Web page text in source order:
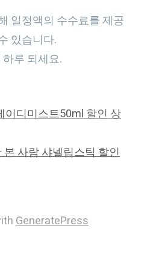
일정액의 수수료를 제공
있습니다.
루 되세요.
이디미스트50ml 할인 상
본 사람 샤넬립스틱 할인
GeneratePress